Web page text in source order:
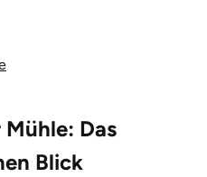
Das
Blick